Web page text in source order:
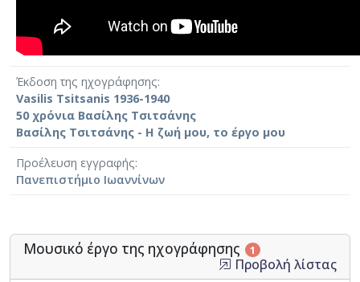
Έκδοση της ηχογράφησης
Vasilis Tsitsanis 1936-1940
50 χρόνια Βασίλης Τσιτσάνης
Βασίλης Τσιτσάνης - Η ζωή μου, το έργο μου
Προέλευση εγγραφής
Πανεπιστήμιο Ιωαννίνων
Μουσικό έργο της ηχογράφησης 1
Προβολή λίστας